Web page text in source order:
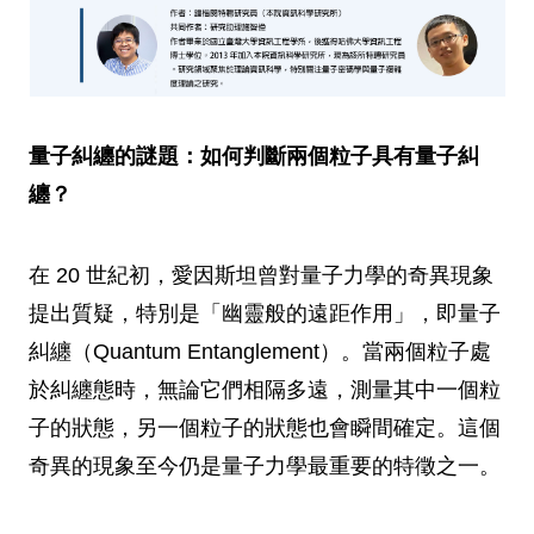
量子糾纏的謎題：如何判斷兩個粒子具有量子糾
纏？
在 20 世紀初，愛因斯坦曾對量子力學的奇異現象
提出質疑，特別是「幽靈般的遠距作用」，即量子
糾纏（Quantum Entanglement）。當兩個粒子處
於糾纏態時，無論它們相隔多遠，測量其中一個粒
子的狀態，另一個粒子的狀態也會瞬間確定。這個
奇異的現象至今仍是量子力學最重要的特徵之一。